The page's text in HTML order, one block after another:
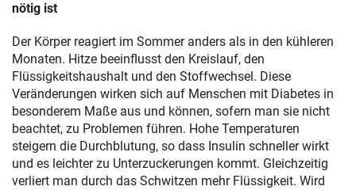
nötig ist
Der Körper reagiert im Sommer anders als in den kühleren
Monaten. Hitze beeinflusst den Kreislauf, den
Flüssigkeitshaushalt und den Stoffwechsel. Diese
Veränderungen wirken sich auf Menschen mit Diabetes in
besonderem Maße aus und können, sofern man sie nicht
beachtet, zu Problemen führen. Hohe Temperaturen
steigern die Durchblutung, so dass Insulin schneller wirkt
und es leichter zu Unterzuckerungen kommt. Gleichzeitig
verliert man durch das Schwitzen mehr Flüssigkeit. Wird